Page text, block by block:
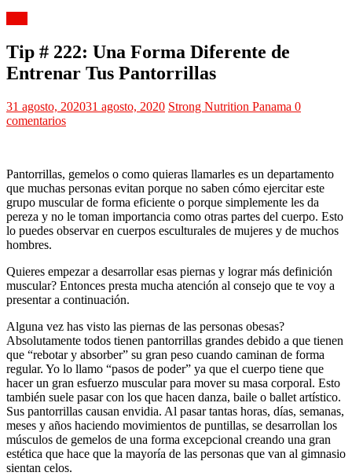
Tip # 222: Una Forma Diferente de
Entrenar Tus Pantorrillas
31 agosto, 202031 agosto, 2020 Strong Nutrition Panama 0
comentarios
Pantorrillas, gemelos o como quieras llamarles es un departamento
que muchas personas evitan porque no saben cómo ejercitar este
grupo muscular de forma eficiente o porque simplemente les da
pereza y no le toman importancia como otras partes del cuerpo. Esto
lo puedes observar en cuerpos esculturales de mujeres y de muchos
hombres.
Quieres empezar a desarrollar esas piernas y lograr más definición
muscular? Entonces presta mucha atención al consejo que te voy a
presentar a continuación.
Alguna vez has visto las piernas de las personas obesas?
Absolutamente todos tienen pantorrillas grandes debido a que tienen
que “rebotar y absorber” su gran peso cuando caminan de forma
regular. Yo lo llamo “pasos de poder” ya que el cuerpo tiene que
hacer un gran esfuerzo muscular para mover su masa corporal. Esto
también suele pasar con los que hacen danza, baile o ballet artístico.
Sus pantorrillas causan envidia. Al pasar tantas horas, días, semanas,
meses y años haciendo movimientos de puntillas, se desarrollan los
músculos de gemelos de una forma excepcional creando una gran
estética que hace que la mayoría de las personas que van al gimnasio
sientan celos.